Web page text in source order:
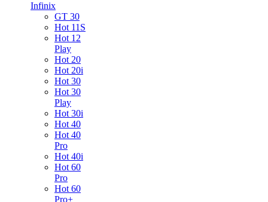
Infinix
GT 30
Hot 11S
Hot 12
Play
Hot 20
Hot 20i
Hot 30
Hot 30
Play
Hot 30i
Hot 40
Hot 40
Pro
Hot 40i
Hot 60
Pro
Hot 60
Pro+